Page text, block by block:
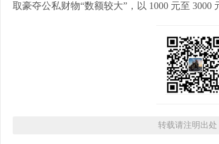
取豪夺公私财物“数额较大”，以 1000 元至 3000
转载请注明出